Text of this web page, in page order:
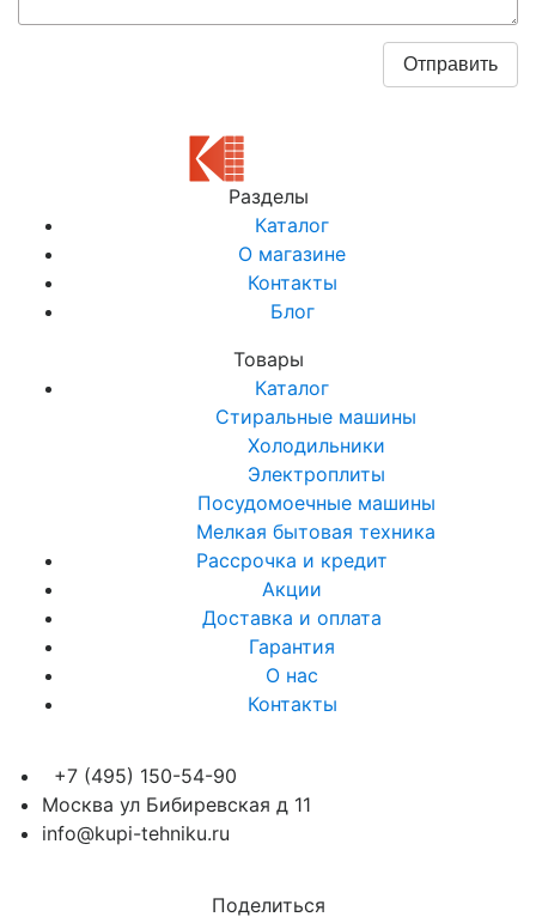
Разделы
Каталог
О магазине
Контакты
Блог
Товары
Каталог
Стиральные машины
Холодильники
Электроплиты
Посудомоечные машины
Мелкая бытовая техника
Рассрочка и кредит
Акции
Доставка и оплата
Гарантия
О нас
Контакты
+7 (495) 150-54-90
Москва ул Бибиревская д 11
info@kupi-tehniku.ru
Поделиться